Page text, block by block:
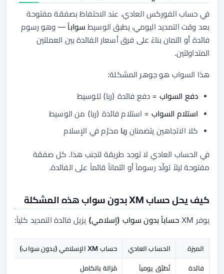
في حساب الفوركس العادي، عند الاحتفاظ بصفقة مفتوحة
بعد وقت التمديد اليومي، يطبق الوسيط سواباً— وهو رسوم
فائدة أو ائتمان بناءً على فرق أسعار الفائدة بين العملتين
المتداولتين.
هذا السواب هو جوهر المشكلة:
دفع السواب = دفع فائدة (ربا) للوسيط
استلام السواب = استلام فائدة (ربا) من الوسيط
كلا الاتجاهين يتضمنان ربا محرّم في الإسلام
في الحساب العادي لا توجد طريقة لتجنب هذا. كل صفقة
مفتوحة ليلاً تولّد رسوماً أو ائتماناً قائماً على الفائدة.
كيف يحل حساب XM بدون سواب هذه المشكلة
يوفر XM حساباً بدون سواب (إسلامي) يزيل فائدة التمديد كلياً:
الميزة الحساب العادي حساب XM الإسلامي (بدون سواب)
فائدة تُطبَّق يومياً مُزالة بالكامل